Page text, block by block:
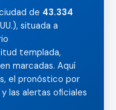
de 43.334
situada a
templada,
marcadas. Aquí
el pronóstico por
las alertas oficiales